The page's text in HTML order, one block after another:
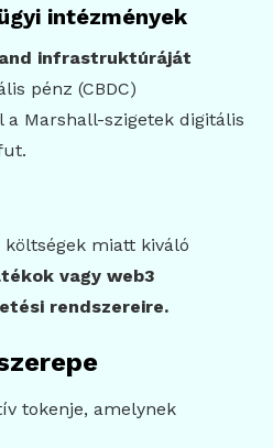
intézmények
infrastruktúráját
pénz (CBDC)
Marshall-szigetek digitális
költségek miatt kiváló
vagy web3
rendszereire.
tokenje, amelynek